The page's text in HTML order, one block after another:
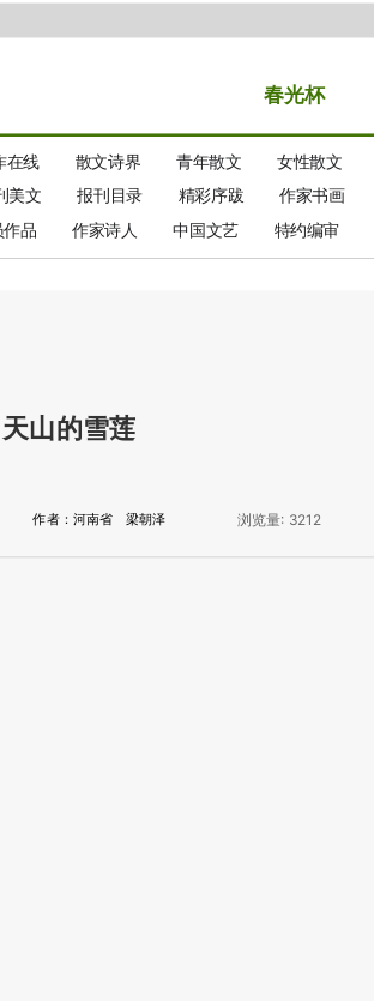
春光杯
在线 散文诗界 青年散文 女性散文
美文 报刊目录 精彩序跋 作家书画
品 作家诗人 中国文艺 特约编审
山的雪莲
作者：河南省 梁朝泽 浏览量: 3212